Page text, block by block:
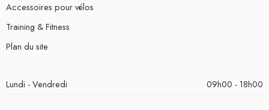
Accessoires pour vélos
Training & Fitness
Plan du site
Lundi - Vendredi 09h00 - 18h00